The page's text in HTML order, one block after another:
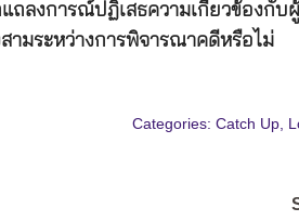
ลงการณ์ปฏิเสธความเกี่ยวข้องกับ
ามระหว่างการพิจารณาคดีหรือไม่
Categories: Catch Up